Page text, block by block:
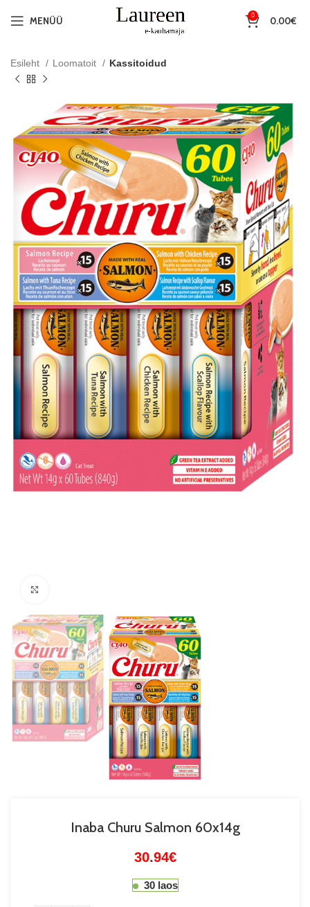
MENÜÜ 0 0.00€
Esileht Loomatoit Kassitoidud
Inaba Churu Salmon 60x14g
30.94€
30 laos